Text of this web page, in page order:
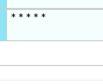
* * * * *